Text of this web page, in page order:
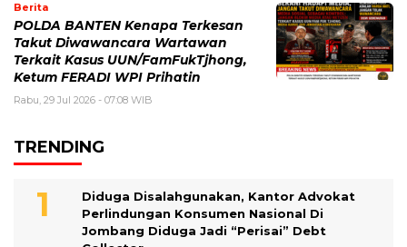
Berita
POLDA BANTEN Kenapa Terkesan
Takut Diwawancara Wartawan
Terkait Kasus UUN/FamFukTjhong,
Ketum FERADI WPI Prihatin
Rabu, 29 Jul 2026 - 07:08 WIB
TRENDING
Diduga Disalahgunakan, Kantor Advokat
Perlindungan Konsumen Nasional Di
Jombang Diduga Jadi “Perisai” Debt